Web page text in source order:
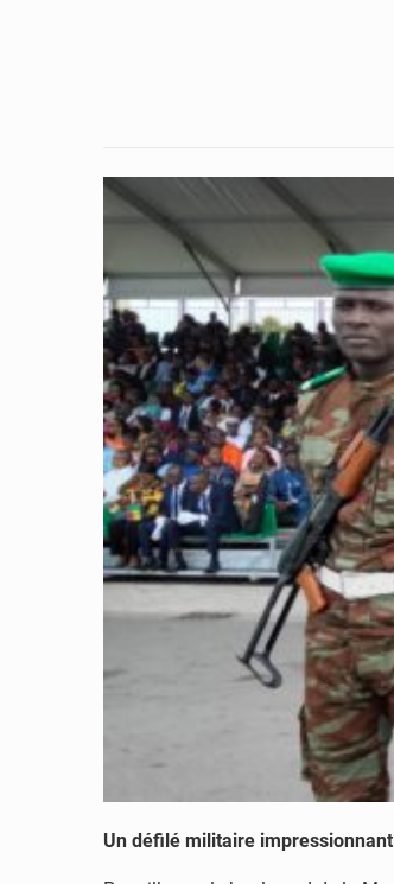
Un défilé militaire impressionnant